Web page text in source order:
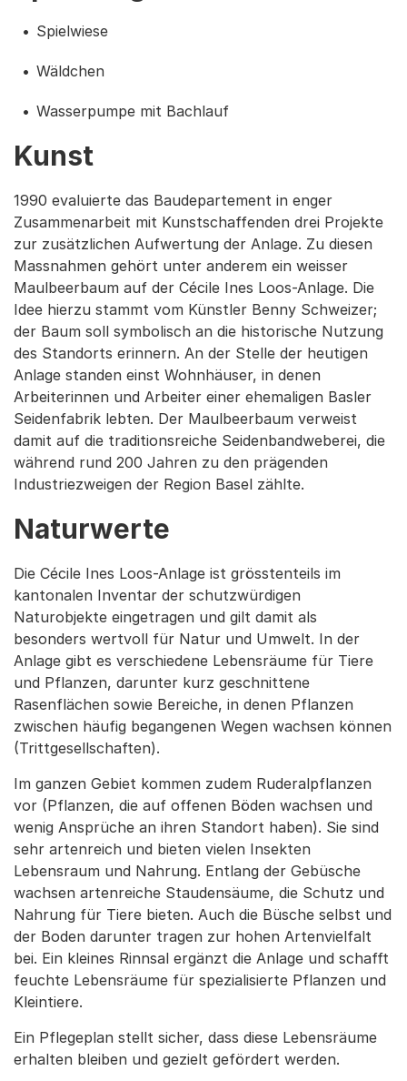
Spielwiese
Wäldchen
Wasserpumpe mit Bachlauf
Kunst
1990 evaluierte das Baudepartement in enger
Zusammenarbeit mit Kunstschaffenden drei Projekte
zur zusätzlichen Aufwertung der Anlage. Zu diesen
Massnahmen gehört unter anderem ein weisser
Maulbeerbaum auf der Cécile Ines Loos-Anlage. Die
Idee hierzu stammt vom Künstler Benny Schweizer;
der Baum soll symbolisch an die historische Nutzung
des Standorts erinnern. An der Stelle der heutigen
Anlage standen einst Wohnhäuser, in denen
Arbeiterinnen und Arbeiter einer ehemaligen Basler
Seidenfabrik lebten. Der Maulbeerbaum verweist
damit auf die traditionsreiche Seidenbandweberei, die
während rund 200 Jahren zu den prägenden
Industriezweigen der Region Basel zählte.
Naturwerte
Die Cécile Ines Loos-Anlage ist grösstenteils im
kantonalen Inventar der schutzwürdigen
Naturobjekte eingetragen und gilt damit als
besonders wertvoll für Natur und Umwelt. In der
Anlage gibt es verschiedene Lebensräume für Tiere
und Pflanzen, darunter kurz geschnittene
Rasenflächen sowie Bereiche, in denen Pflanzen
zwischen häufig begangenen Wegen wachsen können
(Trittgesellschaften).
Im ganzen Gebiet kommen zudem Ruderalpflanzen
vor (Pflanzen, die auf offenen Böden wachsen und
wenig Ansprüche an ihren Standort haben). Sie sind
sehr artenreich und bieten vielen Insekten
Lebensraum und Nahrung. Entlang der Gebüsche
wachsen artenreiche Staudensäume, die Schutz und
Nahrung für Tiere bieten. Auch die Büsche selbst und
der Boden darunter tragen zur hohen Artenvielfalt
bei. Ein kleines Rinnsal ergänzt die Anlage und schafft
feuchte Lebensräume für spezialisierte Pflanzen und
Kleintiere.
Ein Pflegeplan stellt sicher, dass diese Lebensräume
erhalten bleiben und gezielt gefördert werden.